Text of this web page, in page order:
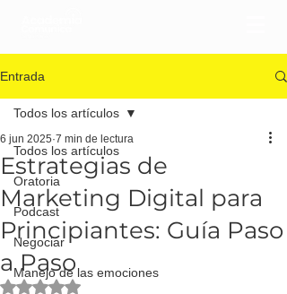
Entrada
Todos los artículos
Oratoria
Podcast
Negociar
Manejo de las emociones
Todos los artículos
Estrategias de
Marketing Digital para
Principiantes: Guía Paso
a Paso
6 jun 2025 7 min de lectura
Obtuvo NaN de 5 estrellas.